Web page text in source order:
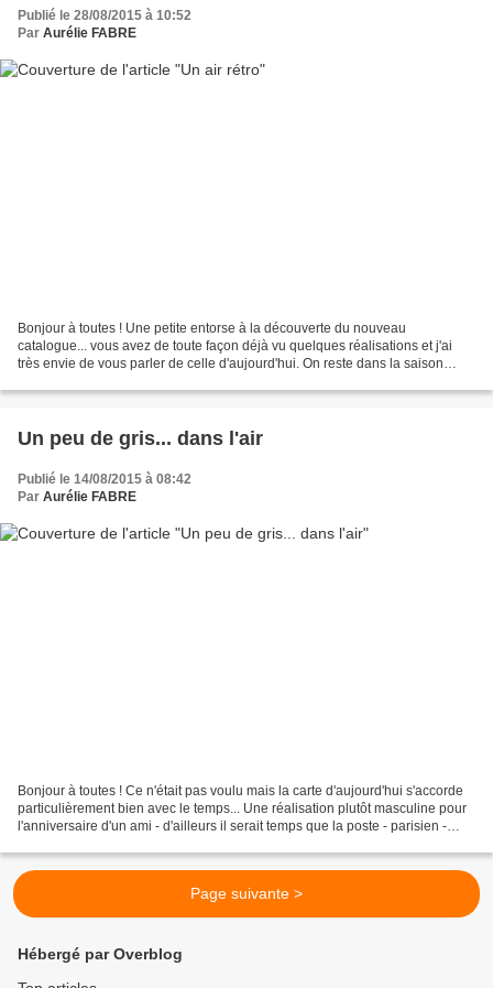
Publié le 28/08/2015 à 10:52
Par Aurélie FABRE
Bonjour à toutes ! Une petite entorse à la découverte du nouveau
catalogue... vous avez de toute façon déjà vu quelques réalisations et j'ai
très envie de vous parler de celle d'aujourd'hui. On reste dans la saison
Un peu de gris... dans l'air
Publié le 14/08/2015 à 08:42
Par Aurélie FABRE
Bonjour à toutes ! Ce n'était pas voulu mais la carte d'aujourd'hui s'accorde
particulièrement bien avec le temps... Une réalisation plutôt masculine pour
l'anniversaire d'un ami - d'ailleurs il serait temps que la poste - parisien -
Page suivante >
Hébergé par Overblog